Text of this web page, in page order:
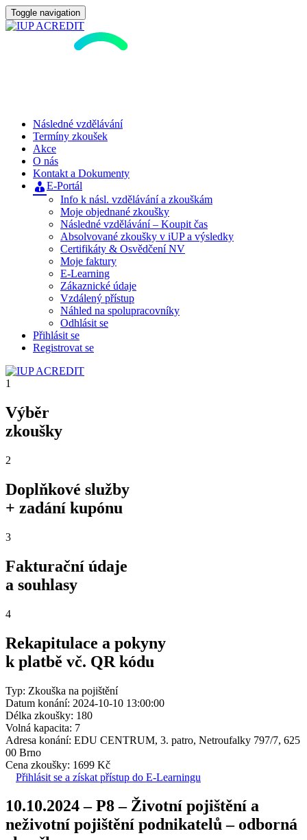
Toggle navigation
Následné vzdělávání
Termíny zkoušek
Akce
O nás
Kontakt a Dokumenty
E-Portál
Info k násl. vzdělávání a zkouškám
Moje objednané zkoušky
Následné vzdělávání – Koupit čas
Absolvované zkoušky v iUP a výsledky
Certifikáty & Osvědčení NV
Moje faktury
E-Learning
Zákaznické údaje
Vzdálený přístup
Náhled na spolupracovníky
Odhlásit se
Přihlásit se
Registrovat se
1
Výběr
zkoušky
2
Doplňkové služby
+ zadání kupónu
3
Fakturační údaje
a souhlasy
4
Rekapitulace a pokyny
k platbě vč. QR kódu
Typ: Zkouška na pojištění
Datum konání: 2024-10-10 13:00:00
Délka zkoušky: 180
Volná kapacita: 7
Adresa konání: EDU CENTRUM, 3. patro, Netroufalky 797/7, 625
00 Brno
Cena zkoušky: 1699 Kč
Přihlásit se a získat přístup do E-Learningu
10.10.2024 – P8 – Životní pojištění a
neživotní pojištění podnikatelů – odborná